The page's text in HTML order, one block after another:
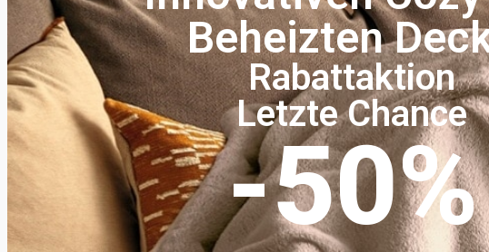
Beheizten
Rabattaktion
Letzte Chance
-50%